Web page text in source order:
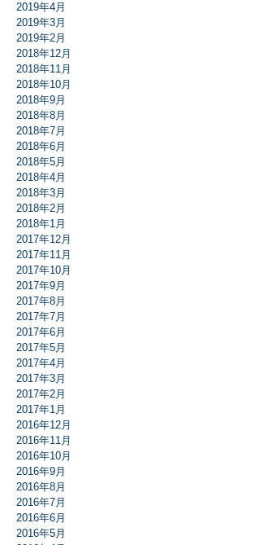
2019年4月
2019年3月
2019年2月
2018年12月
2018年11月
2018年10月
2018年9月
2018年8月
2018年7月
2018年6月
2018年5月
2018年4月
2018年3月
2018年2月
2018年1月
2017年12月
2017年11月
2017年10月
2017年9月
2017年8月
2017年7月
2017年6月
2017年5月
2017年4月
2017年3月
2017年2月
2017年1月
2016年12月
2016年11月
2016年10月
2016年9月
2016年8月
2016年7月
2016年6月
2016年5月